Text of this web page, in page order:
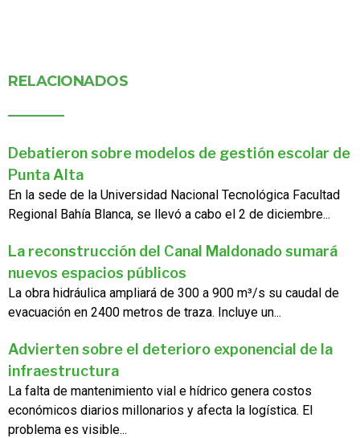
RELACIONADOS
Debatieron sobre modelos de gestión escolar de
Punta Alta
En la sede de la Universidad Nacional Tecnológica Facultad
Regional Bahía Blanca, se llevó a cabo el 2 de diciembre...
La reconstrucción del Canal Maldonado sumará
nuevos espacios públicos
La obra hidráulica ampliará de 300 a 900 m³/s su caudal de
evacuación en 2400 metros de traza. Incluye un...
Advierten sobre el deterioro exponencial de la
infraestructura
La falta de mantenimiento vial e hídrico genera costos
económicos diarios millonarios y afecta la logística. El
problema es visible...